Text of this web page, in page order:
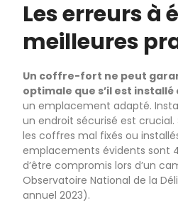
Les erreurs à
meilleures
Un coffre-fort ne peut
optimale que s’il est
un emplacement adapté.
un endroit sécurisé est crucial.
les coffres mal fixés ou
emplacements évidents sont
d’être compromis lors d’un
Observatoire National de la
annuel 2023).